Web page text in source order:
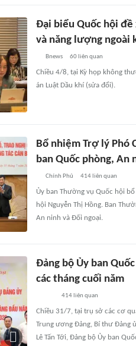
Đại biểu Quốc hội
và năng lượng ngoài
Bnews 60 liên quan
Chiều 4/8, tại Kỳ họp không
án Luật Dầu khí (sửa đổi).
Bổ nhiệm Trợ lý Phó
ban Quốc phòng, An
Chính Phủ 414 liên quan
Ủy ban Thường vụ Quốc hội
hội Nguyễn Thị Hồng. Ban
An ninh và Đối ngoại.
Đảng bộ Ủy ban
các tháng cuối năm
414liên quan
Chiều 31/7, tại trụ sở các cơ
Trung ương Đảng, Bí thư Đảng
Lê Tấn Tới, Đảng bộ Ủy ban